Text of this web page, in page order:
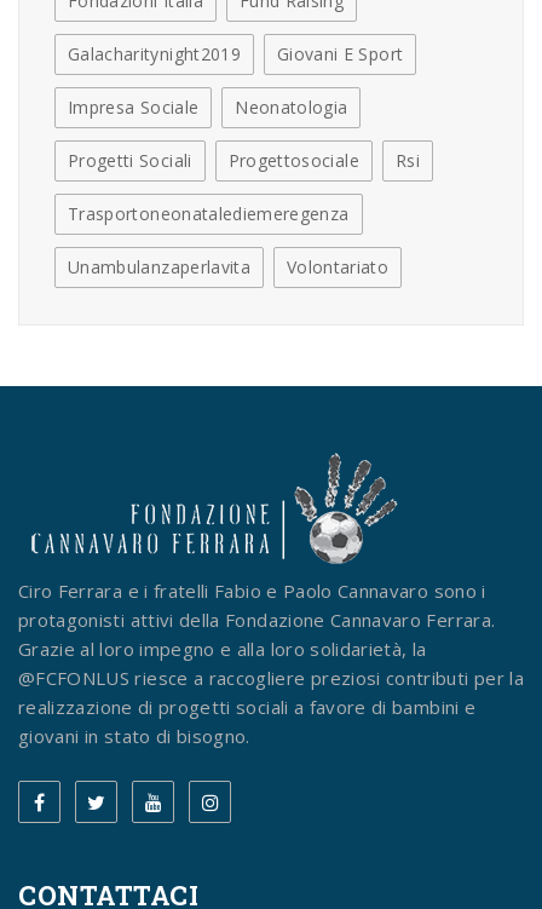
Galacharitynight2019 Giovani E Sport
Impresa Sociale Neonatologia
Progetti Sociali Progettosociale Rsi
Trasportoneonatalediemeregenza
Unambulanzaperlavita Volontariato
Ciro Ferrara e i fratelli Fabio e Paolo Cannavaro sono i
protagonisti attivi della Fondazione Cannavaro Ferrara.
Grazie al loro impegno e alla loro solidarietà, la
@FCFONLUS riesce a raccogliere preziosi contributi per la
realizzazione di progetti sociali a favore di bambini e
giovani in stato di bisogno.
CONTATTACI